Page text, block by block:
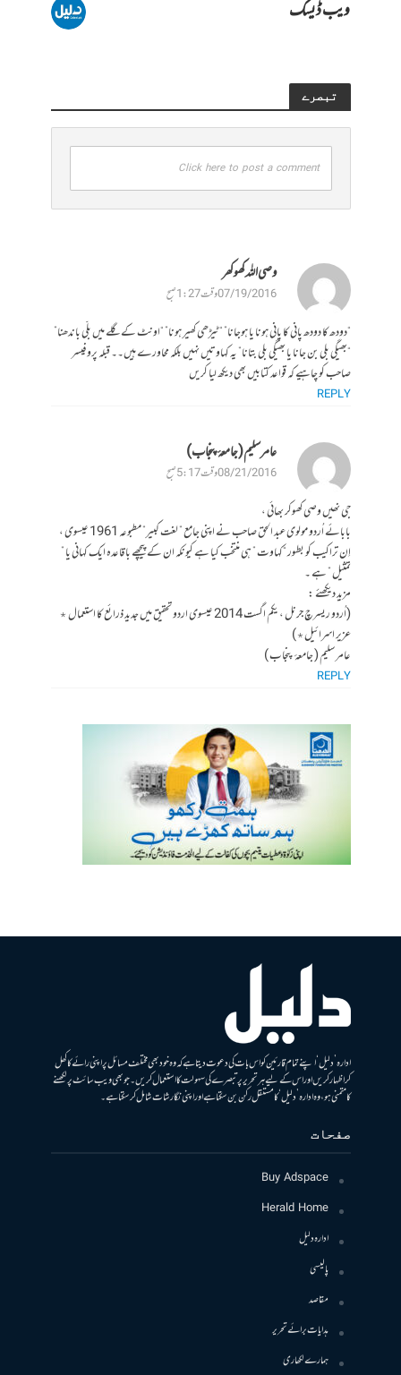
ویب ڈیسک
تبصرے
Click here to post a comment
وصی اللہ کھوکھر
07/19/2016 وقت 1:27 صبح
“دودھ کا دودھ پانی کا پانی ہونا یا ہوجانا” “ٹیڑھی کھیر ہونا” “اونٹ کے گلے میں بلّی باندھنا”
“بھیگی بلی بن جانا یا بھیگی بلی بتانا” یہ کہاوتیں نہیں بلکہ محاورے ہیں۔۔ قبلہ پروفیسر
صاحب کو چاہیے کہ قواعد کتابیں بھی دیکھ لیا کریں
REPLY
عامر سلیم ( جامعۂ پنجاب )
08/21/2016 وقت 5:17 صبح
جی نھیں وصی کھوکر بھائی ،
بابائے اُردو مولوی عبد الحق صاحب نے اپنی جامع ” لغت کبیر” مطبوعہ 1961 عیسوی ،
اِن تراکیب کو بطور “کہاوت ” ہی منتخب کیا ہے کیونکہ ان کے پیچھے باقاعدہ ایک کہانی یا ”
تمثیل ” ہے ۔
مزید دیکھئے :
(اُردو ریسرچ جرنل ، یکم اگست 2014 عیسوی اردو تحقیق میں جدید ذرائع کا استعمال ٭
عزیر اسرائیل٭)
عامر سلیم ( جامعۂ پنجاب )
REPLY
ادارہ ’دلیل‘ اپنے تمام قارئین کو اس بات کی دعوت دیتا ہے کہ وہ خود بھی مختلف مسائل پر اپنی رائے کا کھل
کر اظہار کریں اور اس کے لیے ہر تحریر پر تبصرے کی سہولت کا استعمال کریں۔ جو بھی ویب سائٹ پر لکھنے
کا متمنی ہو، وہ ادارہ ’دلیل‘ کا مستقل رکن بن سکتا ہے اور اپنی نگارشات شامل کرسکتا ہے۔
صفحات
Buy Adspace
Herald Home
ادارہ دلیل
پالیسی
مقاصد
ہدایات برائے تحریر
ہمارے لکھاری